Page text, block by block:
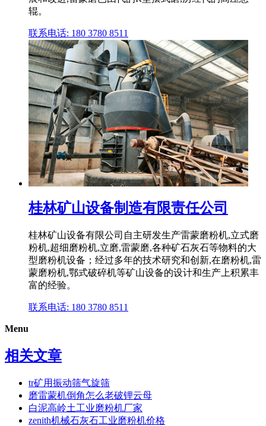
辊。
联系电话: 180 3780 8511
桂林矿山设备制造有限责任公司
桂林矿山设备有限公司自主研发生产雷蒙磨粉机,立式磨
粉机,超细磨粉机,立磨,雷蒙磨,各种矿石灰石等物料的大
型磨粉机设备；经过多年的技术研究和创新,在磨粉机,雷
蒙磨粉机,鄂式破碎机等矿山设备的设计和生产上积累丰
富的经验。
联系电话: 180 3780 8511
Menu
相关文章
tr矿用振动筛气旋筛
磨雷蒙机倒角怎么老破锂云母
白泥高岭土工业磨粉机厂家
zenith机械石灰石工业磨粉机价格